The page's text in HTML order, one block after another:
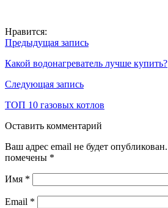
Нравится:
Навигация
по
записям
Предыдущая запись
Какой водонагреватель лучше купить?
Следующая запись
ТОП 10 газовых котлов
Оставить комментарий
Ваш адрес email не будет опубликован.
помечены *
Имя *
Email *